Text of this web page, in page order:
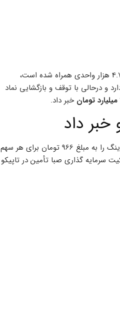
حضور دارد و درحالی با توقف و بازگشایی نماد
خبر داد.
خبر داد
در اطلاعیه منتشره “صبا” آمده است: تعداد 814 میلیون سهم تاپیکو معادل یک درصد سهام این هلدینگ را به مبلغ 966 تومان برای هر سهم
مالکیت سرمایه گذاری صبا تأمین در تاپیکو